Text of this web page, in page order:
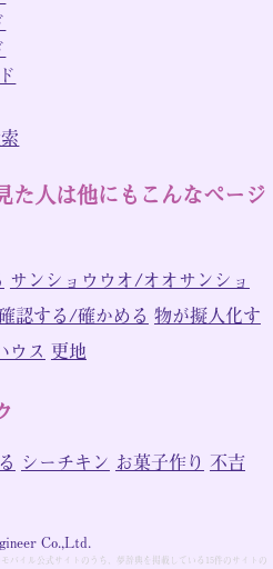
た人は他にもこんなページ
サンショウウオ/オオサンショ
認する/確かめる 物が擬人化す
ウス 更地
シーチキン お菓子作り 不吉
Co.,Ltd.
イル公式サイトのうち、夢辞典を掲載している15件のサイトの